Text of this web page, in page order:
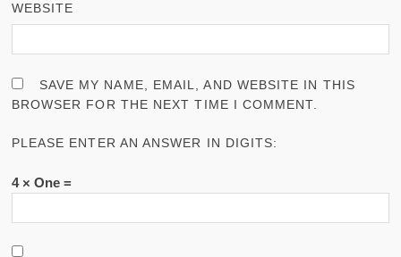
WEBSITE
SAVE MY NAME, EMAIL, AND WEBSITE IN THIS
BROWSER FOR THE NEXT TIME I COMMENT.
PLEASE ENTER AN ANSWER IN DIGITS:
4 × One =